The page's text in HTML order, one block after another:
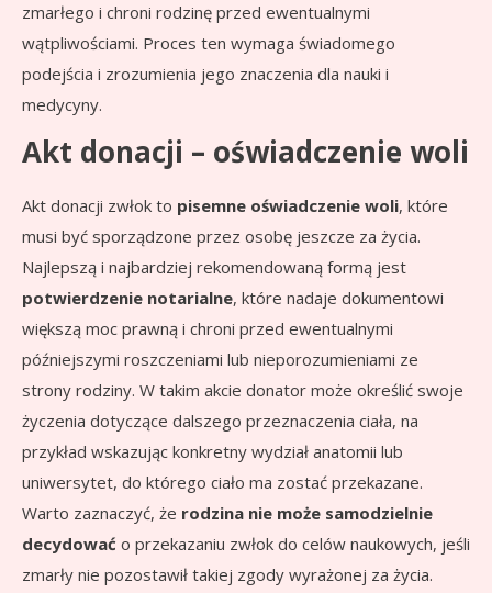
zmarłego i chroni rodzinę przed ewentualnymi
wątpliwościami. Proces ten wymaga świadomego
podejścia i zrozumienia jego znaczenia dla nauki i
medycyny.
Akt donacji – oświadczenie woli
Akt donacji zwłok to pisemne oświadczenie woli, które
musi być sporządzone przez osobę jeszcze za życia.
Najlepszą i najbardziej rekomendowaną formą jest
potwierdzenie notarialne, które nadaje dokumentowi
większą moc prawną i chroni przed ewentualnymi
późniejszymi roszczeniami lub nieporozumieniami ze
strony rodziny. W takim akcie donator może określić swoje
życzenia dotyczące dalszego przeznaczenia ciała, na
przykład wskazując konkretny wydział anatomii lub
uniwersytet, do którego ciało ma zostać przekazane.
Warto zaznaczyć, że rodzina nie może samodzielnie
decydować o przekazaniu zwłok do celów naukowych, jeśli
zmarły nie pozostawił takiej zgody wyrażonej za życia.